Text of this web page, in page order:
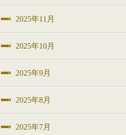
2025年11月
2025年10月
2025年9月
2025年8月
2025年7月